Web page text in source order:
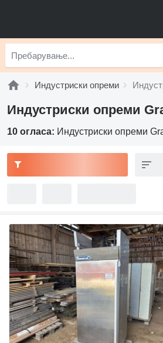
Индустриски опреми
Индустриски опреми
10 огласа: Индустриски опреми